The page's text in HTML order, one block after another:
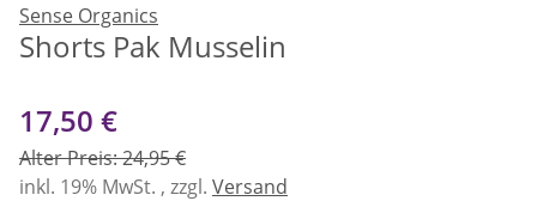
Sense Organics
Shorts Pak Musselin
17,50 €
Alter Preis: 24,95 €
inkl. 19% MwSt. , zzgl. Versand